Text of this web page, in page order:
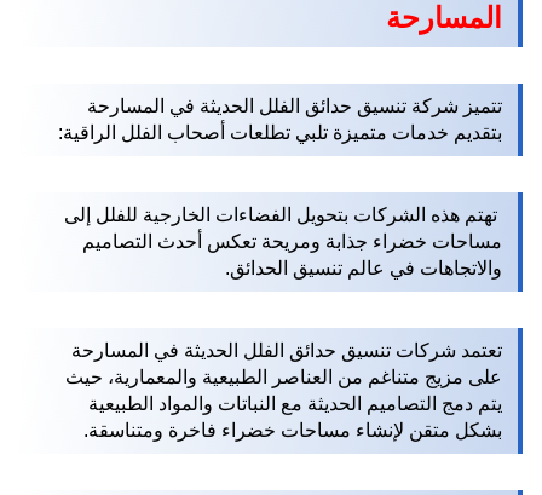
المسارحة
تتميز شركة تنسيق حدائق الفلل الحديثة في المسارحة
بتقديم خدمات متميزة تلبي تطلعات أصحاب الفلل الراقية:
تهتم هذه الشركات بتحويل الفضاءات الخارجية للفلل إلى
مساحات خضراء جذابة ومريحة تعكس أحدث التصاميم
والاتجاهات في عالم تنسيق الحدائق.
تعتمد شركات تنسيق حدائق الفلل الحديثة في المسارحة
على مزيج متناغم من العناصر الطبيعية والمعمارية، حيث
يتم دمج التصاميم الحديثة مع النباتات والمواد الطبيعية
بشكل متقن لإنشاء مساحات خضراء فاخرة ومتناسقة.